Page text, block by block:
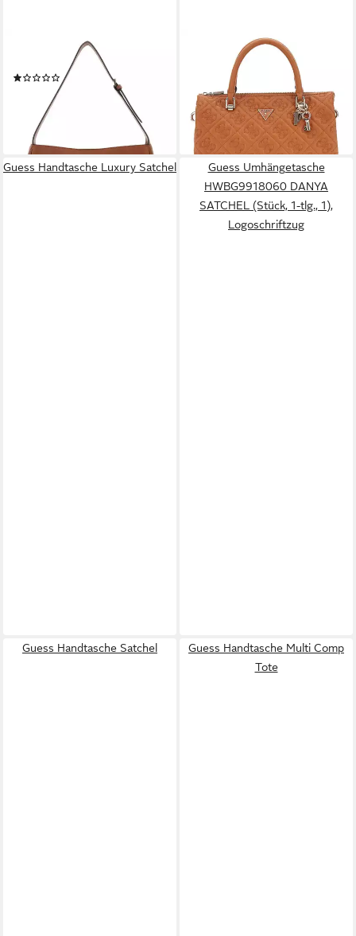
Schultertasche Hobo Bag
(1)
ab 155,00 €
leider ausverkauft
Handtasche Multi Comp
108,50 € UVP155,00 €
-30%
lieferbar - in 2-3 Werktagen bei dir
Guess Handtasche Luxury Satchel
Guess Umhängetasche
HWBG9918060 DANYA
SATCHEL (Stück, 1-tlg., 1),
Logoschriftzug
Guess Handtasche Satchel
Guess Handtasche Multi Comp
Tote